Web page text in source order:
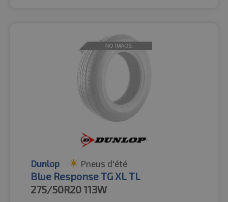
Dunlop Pneus d'été
Blue Response TG XL TL
275/50R20113W